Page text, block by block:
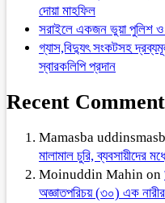
দোয়া মাহফিল
সরাইলে একজন ভুয়া পুলিশ
গ্যাস,বিদ্যুৎ সংকটসহ
স্বারকলিপি প্রদান
Recent
Mamasba
মালামাল চুরি, ব্যবসায়ীদের
Moinuddin Mahin on
অজ্ঞাতপরিচয় (৩০) এক